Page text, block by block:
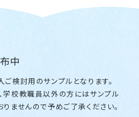
中
検討用のサンプルとなります。
学校教職員以外の方にはサンプル
ませんので予めご了承ください。